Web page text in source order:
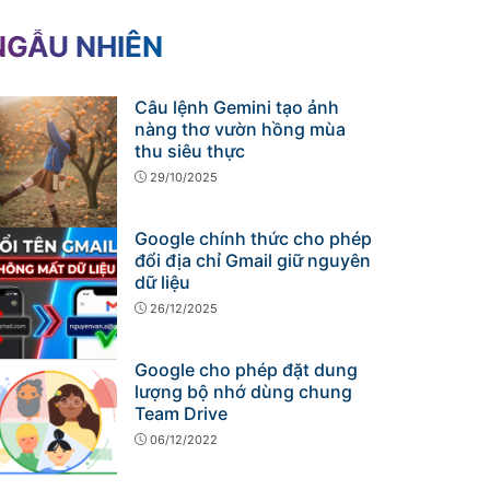
NHIÊN
Câu lệnh Gemini tạo ảnh
nàng thơ vườn hồng mùa
thu siêu thực
29/10/2025
Google chính thức cho phép
đổi địa chỉ Gmail giữ nguyên
dữ liệu
26/12/2025
Google cho phép đặt dung
lượng bộ nhớ dùng chung
Team Drive
06/12/2022